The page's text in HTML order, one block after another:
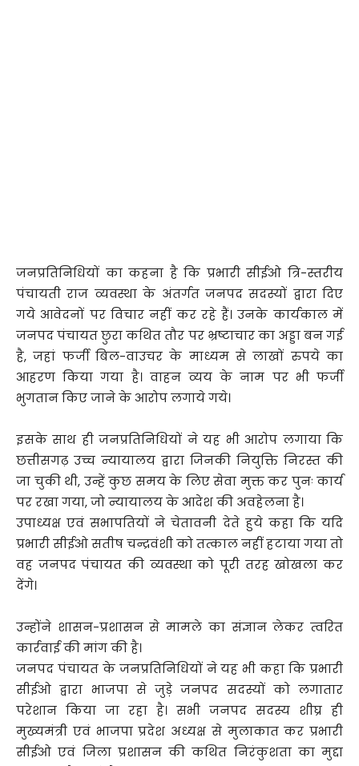
जनप्रतिनिधियों का कहना है कि प्रभारी सीईओ त्रि-स्तरीय
पंचायती राज व्यवस्था के अंतर्गत जनपद सदस्यों द्वारा दिए
गये आवेदनों पर विचार नहीं कर रहे हैं। उनके कार्यकाल में
जनपद पंचायत छुरा कथित तौर पर भ्रष्टाचार का अड्डा बन गई
है, जहां फर्जी बिल-वाउचर के माध्यम से लाखों रुपये का
आहरण किया गया है। वाहन व्यय के नाम पर भी फर्जी
भुगतान किए जाने के आरोप लगाये गये।
इसके साथ ही जनप्रतिनिधियों ने यह भी आरोप लगाया कि
छत्तीसगढ़ उच्च न्यायालय द्वारा जिनकी नियुक्ति निरस्त की
जा चुकी थी, उन्हें कुछ समय के लिए सेवा मुक्त कर पुनः कार्य
पर रखा गया, जो न्यायालय के आदेश की अवहेलना है।
उपाध्यक्ष एवं सभापतियों ने चेतावनी देते हुये कहा कि यदि
प्रभारी सीईओ सतीष चन्द्रवंशी को तत्काल नहीं हटाया गया तो
वह जनपद पंचायत की व्यवस्था को पूरी तरह खोखला कर
देंगे।
उन्होंने शासन-प्रशासन से मामले का संज्ञान लेकर त्वरित
कार्रवाई की मांग की है।
जनपद पंचायत के जनप्रतिनिधियों ने यह भी कहा कि प्रभारी
सीईओ द्वारा भाजपा से जुड़े जनपद सदस्यों को लगातार
परेशान किया जा रहा है। सभी जनपद सदस्य शीघ्र ही
मुख्यमंत्री एवं भाजपा प्रदेश अध्यक्ष से मुलाकात कर प्रभारी
सीईओ एवं जिला प्रशासन की कथित निरंकुशता का मुद्दा